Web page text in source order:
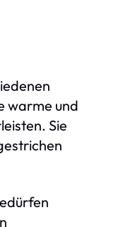
warme und
Sie